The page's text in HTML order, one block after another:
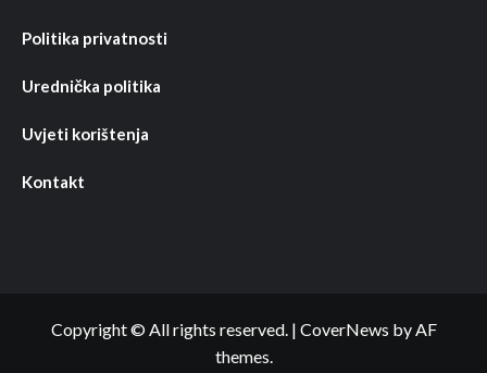
Politika privatnosti
Urednička politika
Uvjeti korištenja
Kontakt
Copyright © All rights reserved. | CoverNews by AF
themes.